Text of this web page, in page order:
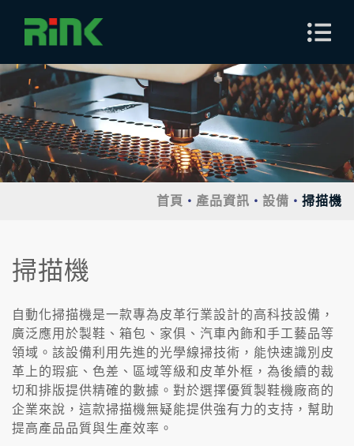
首頁 產品資訊 設備 掃描機
掃描機
自動化掃描機是一款專為皮革行業設計的高科技設備，
廣泛應用於製鞋、箱包、家俱、汽車內飾和手工藝品等
領域。該設備利用先進的光學線掃技術，能快速識別皮
革上的瑕疵、色差、區域等級和皮革外框，為後續的裁
切和排版提供精確的數據。對於選擇優質製鞋機廠商的
企業來說，這款掃描機無疑能提供強有力的支持，幫助
提高產品品質與生產效率。